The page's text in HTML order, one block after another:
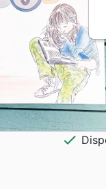
check